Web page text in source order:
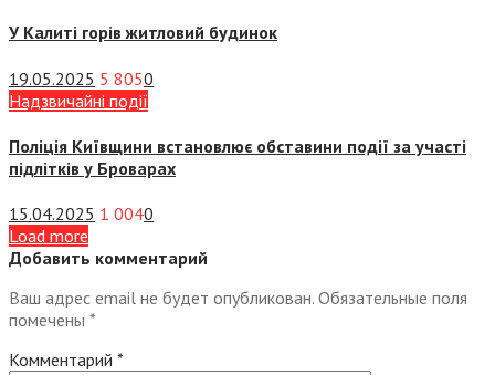
У Калиті горів житловий будинок
19.05.2025 5 8050
Надзвичайні події
Поліція Київщини встановлює обставини події за участі
підлітків у Броварах
15.04.2025 1 0040
Load more
Добавить комментарий
Ваш адрес email не будет опубликован. Обязательные поля
помечены *
Комментарий *